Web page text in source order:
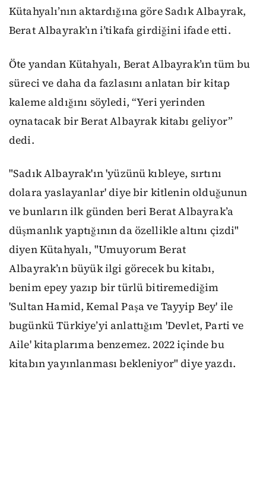
Kütahyalı’nın aktardığına göre Sadık Albayrak,
Berat Albayrak’ın i’tikafa girdiğini ifade etti.
Öte yandan Kütahyalı, Berat Albayrak’ın tüm bu
süreci ve daha da fazlasını anlatan bir kitap
kaleme aldığını söyledi, “Yeri yerinden
oynatacak bir Berat Albayrak kitabı geliyor”
dedi.
"Sadık Albayrak'ın 'yüzünü kıbleye, sırtını
dolara yaslayanlar' diye bir kitlenin olduğunun
ve bunların ilk günden beri Berat Albayrak’a
düşmanlık yaptığının da özellikle altını çizdi"
diyen Kütahyalı, "Umuyorum Berat
Albayrak’ın büyük ilgi görecek bu kitabı,
benim epey yazıp bir türlü bitiremediğim
'Sultan Hamid, Kemal Paşa ve Tayyip Bey' ile
bugünkü Türkiye’yi anlattığım 'Devlet, Parti ve
Aile' kitaplarıma benzemez. 2022 içinde bu
kitabın yayınlanması bekleniyor" diye yazdı.